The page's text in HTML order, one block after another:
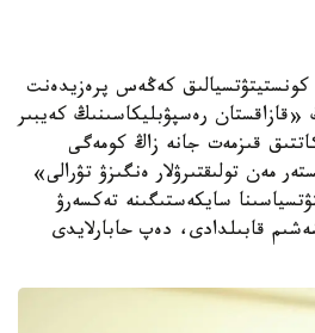
كەڭەس پرەزيدەنت
رەسپۋبليكاسىنىڭ كەيبىر
قىزمەت جانە زاڭ كومەگى
مەن تولىقتىرۋلار ەنگىزۋ تۋرالى»
سايكەستىگىنە تەكسەرۋ
قابىلدادى، دەپ حابارلايدى